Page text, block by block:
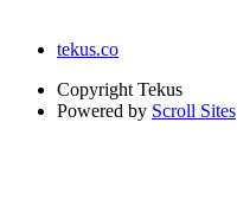
tekus.co
Copyright Tekus
Powered by Scroll Sites